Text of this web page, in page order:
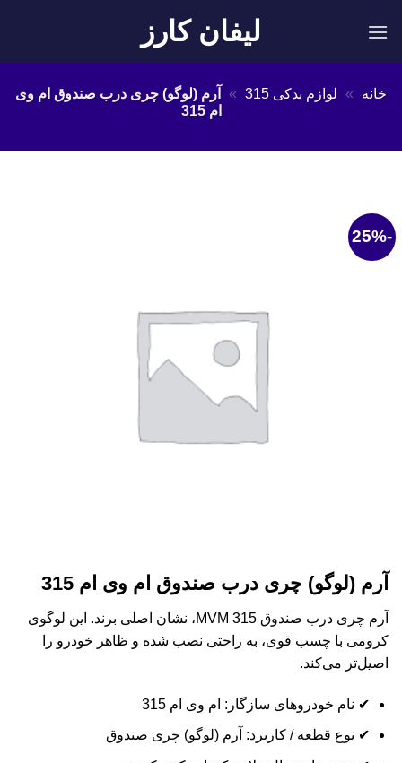
لیفان کارز
خانه » لوازم یدکی 315 »
آرم (لوگو) چری درب صندوق ام وی
ام 315
-25%
آرم (لوگو) چری درب صندوق ام وی ام 315
آرم چری درب صندوق MVM 315، نشان اصلی برند. این لوگوی
کرومی با چسب قوی، به راحتی نصب شده و ظاهر خودرو را
اصیل‌تر می‌کند.
✔ نام خودروهای سازگار: ام وی ام 315
✔ نوع قطعه / کاربرد: آرم (لوگو) چری صندوق